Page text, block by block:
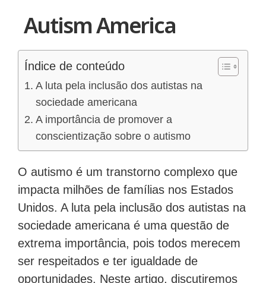
Autism America
Índice de conteúdo
A luta pela inclusão dos autistas na
sociedade americana
A importância de promover a
conscientização sobre o autismo
O autismo é um transtorno complexo que
impacta milhões de famílias nos Estados
Unidos. A luta pela inclusão dos autistas na
sociedade americana é uma questão de
extrema importância, pois todos merecem
ser respeitados e ter igualdade de